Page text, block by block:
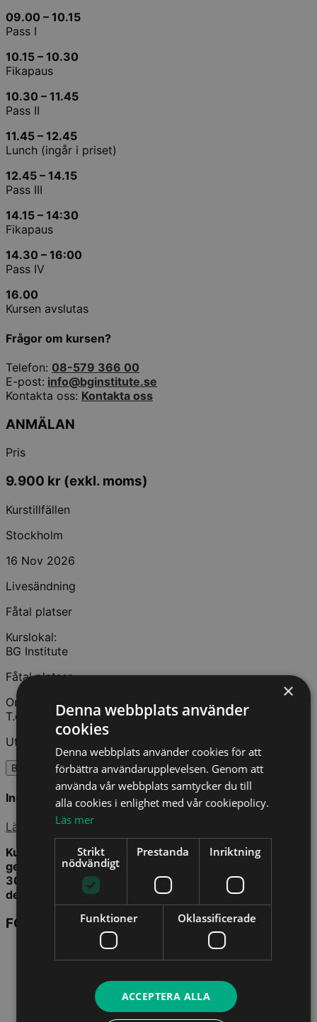
09.00 – 10.15
Pass I
10.15 – 10.30
Fikapaus
10.30 – 11.45
Pass II
11.45 – 12.45
Lunch (ingår i priset)
12.45 – 14.15
Pass III
14.15 – 14:30
Fikapaus
14.30 – 16:00
Pass IV
16.00
Kursen avslutas
Frågor om kursen?
Telefon: 08-579 366 00
E-post: info@bginstitute.se
Kontakta oss: Kontakta oss
ANMÄLAN
Pris
9.900 kr (exkl. moms)
Kurstillfällen
Stockholm
16 Nov 2026
Livesändning
Fåtal platser
Kurslokal:
BG Institute
Fåtal platser
On Demand
T.o.m. 16 Dec 2026
Utbildningstimmar: 6
BOKA
Ingår i Kompetensabonnemang
Läs mer
Kurstillfället kommer även att livesändas. Efter
genomförd kurs har du tillgång till en inspelad version i
30 dagar. Du behöver således inte vara på plats för att
delta och kan även delta i efterhand.
FÖRELÄSARE
×
Denna webbplats använder
cookies
Denna webbplats använder cookies för att
förbättra användarupplevelsen. Genom att
använda vår webbplats samtycker du till
alla cookies i enlighet med vår cookiepolicy.
Läs mer
Strikt
nödvändigt
Prestanda Inriktning
Funktioner Oklassificerade
ACCEPTERA ALLA